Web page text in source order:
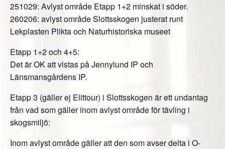
251029: Avlyst område Etapp 1+2 minskat i söder.
260206: avlyst område Slottsskogen justerat runt
Lekplasten Plikta och Naturhistoriska museet
Etapp 1+2 och 4+5:
Det är OK att vistas på Jennylund IP och
Länsmansgårdens IP.
Etapp 3 (gäller ej Elittour) i Slottsskogen är ett undantag
från vad som gäller inom avlyst område för tävling i
skogsmiljö:
Inom avlyst område gäller att den som avser delta i O-